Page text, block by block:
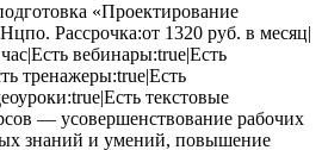
«Проектирование
Рассрочка:от 1320 руб. в месяц|
вебинары:true|Есть
тренажеры:true|Есть
текстовые
— усовершенствование рабочих
знаний и умений, повышение